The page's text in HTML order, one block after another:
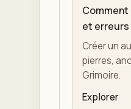
et
Créer un
pierres,
Grimoire.
Explorer